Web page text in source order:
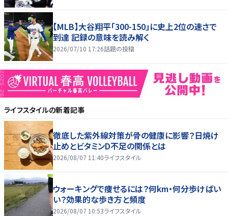
【MLB】大谷翔平「300-150」に史上2位の速さで
到達 記録の意味を読み解く
2026/07/10 17:26話題の投稿
ライフスタイルの新着記事
徹底した紫外線対策が骨の健康に影響？日焼け
止めとビタミンD不足の関係とは
2026/08/07 11:40ライフスタイル
ウォーキングで痩せるには？何km・何分歩けばい
い？効果的な歩き方と頻度
2026/08/07 10:53ライフスタイル